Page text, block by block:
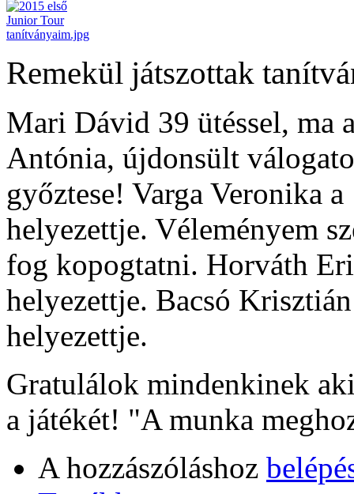
Remekül játszottak
Mari Dávid 39 ütéssel, ma
Antónia, újdonsült
győztese! Varga Veronika
helyezettje. Véleményem
fog kopogtatni. Horváth
helyezettje. Bacsó
helyezettje.
Gratulálok mindenkinek
a játékét! "A munka
A hozzászóláshoz